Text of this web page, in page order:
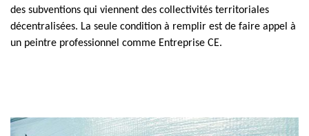
des subventions qui viennent des collectivités territoriales
décentralisées. La seule condition à remplir est de faire appel à
un peintre professionnel comme Entreprise CE.